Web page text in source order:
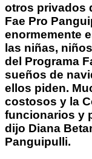
otros privados
Fae Pro
enormemente
las niñas,
del Programa
sueños de
ellos piden.
costosos y la
funcionarios y
dijo Diana
Panguipulli.